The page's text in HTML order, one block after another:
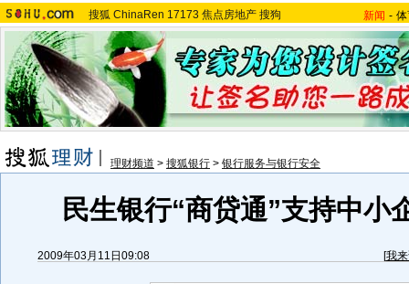
搜狐 ChinaRen 17173 焦点房地产 搜狗 新闻 -
理财频道 > 搜狐银行 > 银行服务与银行安全
民生银行“商贷通”支持中小
2009年03月11日09:08 [我